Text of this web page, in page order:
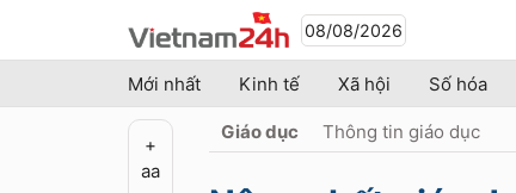
08/08/2026
Mới nhất Kinh tế Xã hội Số hóa
+
aa
Giáo dục Thông tin giáo dục